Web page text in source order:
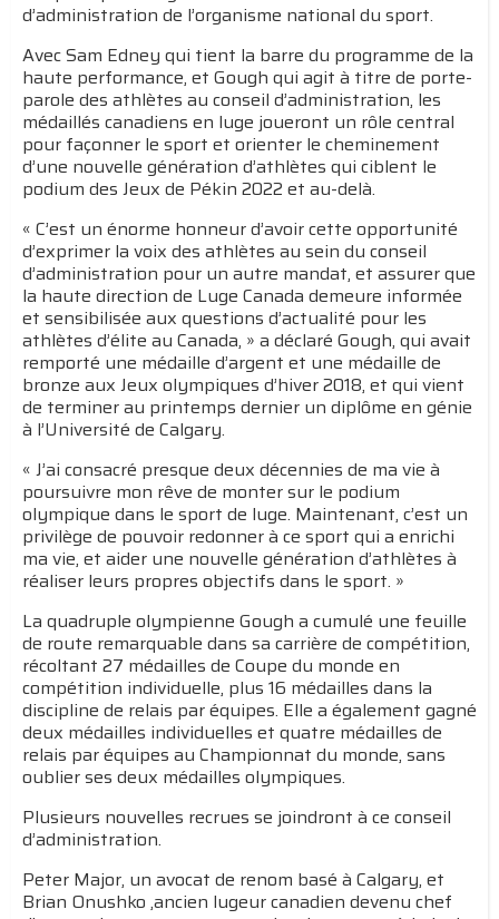
d’administration de l’organisme national du sport.
Avec Sam Edney qui tient la barre du programme de la
haute performance, et Gough qui agit à titre de porte-
parole des athlètes au conseil d’administration, les
médaillés canadiens en luge joueront un rôle central
pour façonner le sport et orienter le cheminement
d’une nouvelle génération d’athlètes qui ciblent le
podium des Jeux de Pékin 2022 et au-delà.
« C’est un énorme honneur d’avoir cette opportunité
d’exprimer la voix des athlètes au sein du conseil
d’administration pour un autre mandat, et assurer que
la haute direction de Luge Canada demeure informée
et sensibilisée aux questions d’actualité pour les
athlètes d’élite au Canada, » a déclaré Gough, qui avait
remporté une médaille d’argent et une médaille de
bronze aux Jeux olympiques d’hiver 2018, et qui vient
de terminer au printemps dernier un diplôme en génie
à l’Université de Calgary.
« J’ai consacré presque deux décennies de ma vie à
poursuivre mon rêve de monter sur le podium
olympique dans le sport de luge. Maintenant, c’est un
privilège de pouvoir redonner à ce sport qui a enrichi
ma vie, et aider une nouvelle génération d’athlètes à
réaliser leurs propres objectifs dans le sport. »
La quadruple olympienne Gough a cumulé une feuille
de route remarquable dans sa carrière de compétition,
récoltant 27 médailles de Coupe du monde en
compétition individuelle, plus 16 médailles dans la
discipline de relais par équipes. Elle a également gagné
deux médailles individuelles et quatre médailles de
relais par équipes au Championnat du monde, sans
oublier ses deux médailles olympiques.
Plusieurs nouvelles recrues se joindront à ce conseil
d’administration.
Peter Major, un avocat de renom basé à Calgary, et
Brian Onushko ,ancien lugeur canadien devenu chef